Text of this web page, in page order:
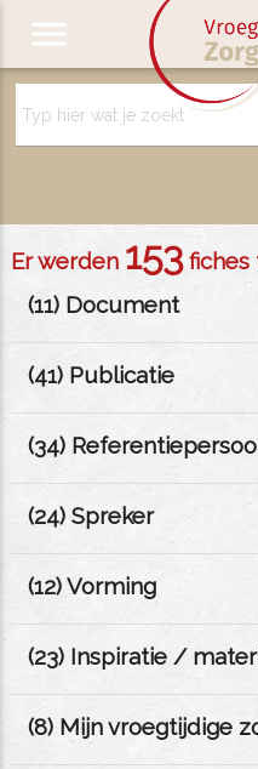
menu
Er werden 153fiches
(11) Document
(41) Publicatie
(34)
(24) Spreker
(12) Vorming
(23) Inspiratie /
(8) Mijn vroegtijdige